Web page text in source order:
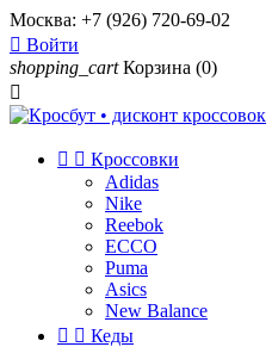
Москва: +7 (926) 720-69-02
 Войти
shopping_cart Корзина (0)

  Кроссовки
Adidas
Nike
Reebok
ECCO
Puma
Asics
New Balance
  Кеды